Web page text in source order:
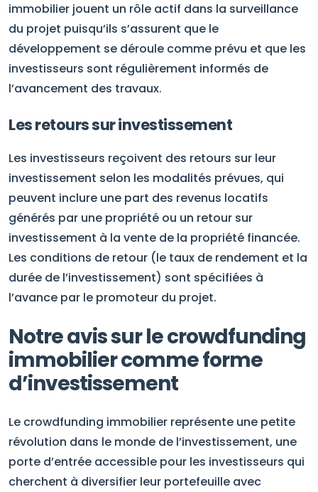
immobilier jouent un rôle actif dans la surveillance
du projet puisqu’ils s’assurent que le
développement se déroule comme prévu et que les
investisseurs sont régulièrement informés de
l’avancement des travaux.
Les retours sur investissement
Les investisseurs reçoivent des retours sur leur
investissement selon les modalités prévues, qui
peuvent inclure une part des revenus locatifs
générés par une propriété ou un retour sur
investissement à la vente de la propriété financée.
Les conditions de retour (le taux de rendement et la
durée de l’investissement) sont spécifiées à
l’avance par le promoteur du projet.
Notre avis sur le crowdfunding
immobilier comme forme
d’investissement
Le crowdfunding immobilier représente une petite
révolution dans le monde de l’investissement, une
porte d’entrée accessible pour les investisseurs qui
cherchent à diversifier leur portefeuille avec